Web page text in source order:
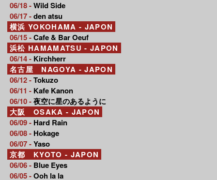
06/18 -Wild Side
06/17 -den atsu
横浜 YOKOHAMA - JAPON
06/15 -Cafe & Bar Oeuf
浜松 HAMAMATSU - JAPON
06/14 - Kirchherr
名古屋 NAGOYA - JAPON
06/12 -Tokuzo
06/11 - Kafe Kanon
06/10 -夜空に星のあるように
大阪 OSAKA - JAPON
06/09 - Hard Rain
06/08 - Hokage
06/07 -Yaso
京都 KYOTO - JAPON
06/06 - Blue Eyes
06/05 -Ooh la la